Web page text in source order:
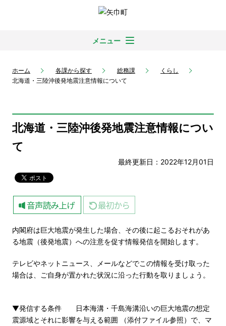
メニュー
ホーム 各課から探す 総務課
くらし
北海道・三陸沖後発地震注意情報について
北海道・三陸沖後発地震注意情報につい
て
最終更新日：2022年12月01日
内閣府は巨大地震が発生した場合、その後に起こるおそれがあ
る地震（後発地震）への注意を促す情報発信を開始します。
テレビやネットニュース、メールなどでこの情報を受け取った
場合は、ご自身が置かれた状況に沿った行動を取りましょう。
▼発信する条件 日本海溝・千島海溝沿いの巨大地震の想定
震源域とそれに影響を与える範囲 （添付ファイル参照）で、マ